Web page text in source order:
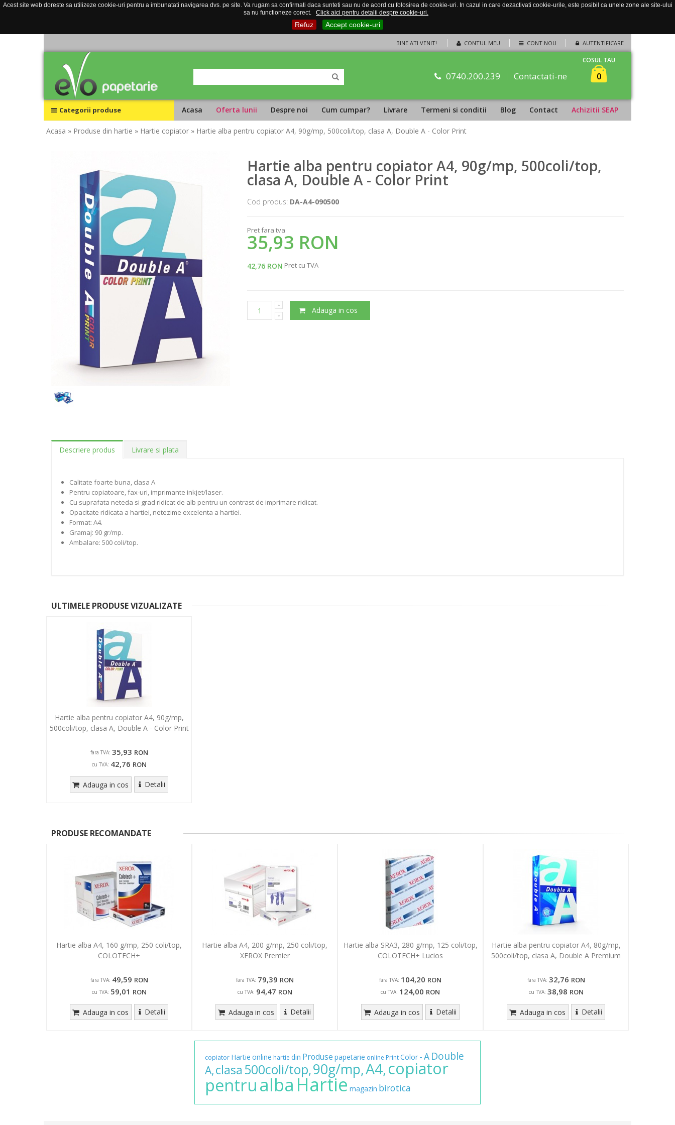
Acest site web doreste sa utilizeze cookie-uri pentru a imbunatati navigarea dvs. pe site. Va rugam sa confirmati daca sunteti sau nu de acord cu folosirea de cookie-uri. In cazul in care dezactivati cookie-urile, este posibil ca unele zone ale site-ului
sa nu functioneze corect.
Click aici pentru detalii despre cookie-uri.
Refuz Accept cookie-uri
CONTUL MEU CONT NOU AUTENTIFICARE
BINE ATI VENIT!
0740.200.239 Contactati-ne
COSUL TAU
0
Categorii produse Acasa Oferta lunii Despre noi Cum cumpar? Livrare Termeni si conditii Blog Contact Achizitii SEAP
Acasa » Produse din hartie » Hartie copiator » Hartie alba pentru copiator A4, 90g/mp, 500coli/top, clasa A, Double A - Color Print
Hartie alba pentru copiator A4, 90g/mp, 500coli/top,
clasa A, Double A - Color Print
Cod produs: DA-A4-090500
Pret fara tva
35,93 RON
42,76 RON Pret cu TVA
Adauga in cos
Descriere produs Livrare si plata
Calitate foarte buna, clasa A
Pentru copiatoare, fax-uri, imprimante inkjet/laser.
Cu suprafata neteda si grad ridicat de alb pentru un contrast de imprimare ridicat.
Opacitate ridicata a hartiei, netezime excelenta a hartiei.
Format: A4.
Gramaj: 90 gr/mp.
Ambalare: 500 coli/top.
ULTIMELE PRODUSE VIZUALIZATE
Hartie alba pentru copiator A4, 90g/mp,
500coli/top, clasa A, Double A - Color Print
fara TVA: 35,93 RON
cu TVA: 42,76 RON
Adauga in cos Detalii
PRODUSE RECOMANDATE
Hartie alba A4, 160 g/mp, 250 coli/top,
COLOTECH+
fara TVA: 49,59 RON
cu TVA: 59,01 RON
Adauga in cos Detalii
Hartie alba A4, 200 g/mp, 250 coli/top,
XEROX Premier
fara TVA: 79,39 RON
cu TVA: 94,47 RON
Adauga in cos Detalii
Hartie alba SRA3, 280 g/mp, 125 coli/top,
COLOTECH+ Lucios
fara TVA: 104,20 RON
cu TVA: 124,00 RON
Adauga in cos Detalii
Hartie alba pentru copiator A4, 80g/mp,
500coli/top, clasa A, Double A Premium
fara TVA: 32,76 RON
cu TVA: 38,98 RON
Adauga in cos Detalii
copiator Hartie online hartie din Produse papetarie online PrintColor -A Double
A,clasa 500coli/top,90g/mp,A4,copiator
pentrualba Hartie magazin birotica